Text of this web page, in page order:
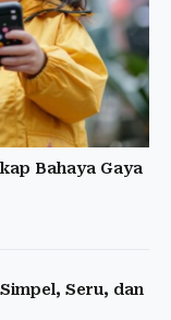
Bahaya Gaya
Seru, dan